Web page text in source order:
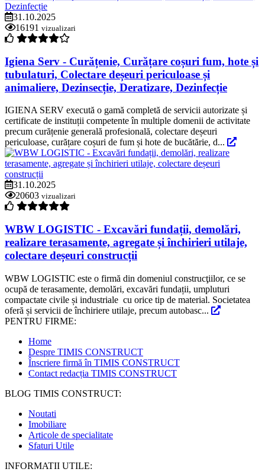
31.10.2025
16191 vizualizari
Igiena Serv - Curățenie, Curățare coșuri fum, hote și
tubulaturi, Colectare deșeuri periculoase și
animaliere, Dezinsecție, Deratizare, Dezinfecție
IGIENA SERV execută o gamă completă de servicii autorizate și
certificate de instituții competente în multiple domenii de activitate
precum curățenie generală profesională, colectare deșeuri
periculoase, curățare coșuri de fum și hote de bucătărie, d...
31.10.2025
20603 vizualizari
WBW LOGISTIC - Excavări fundații, demolări,
realizare terasamente, agregate și închirieri utilaje,
colectare deșeuri construcții
WBW LOGISTIC este o firmă din domeniul construcţiilor, ce se
ocupă de terasamente, demolări, excavări fundații, umpluturi
compactate civile și industriale cu orice tip de material. Societatea
oferă și servicii de închiriere utilaje, precum autobasc...
PENTRU FIRME:
Home
Despre TIMIS CONSTRUCT
Înscriere firmă în TIMIS CONSTRUCT
Contact redacția TIMIS CONSTRUCT
BLOG TIMIS CONSTRUCT:
Noutati
Imobiliare
Articole de specialitate
Sfaturi Utile
INFORMATII UTILE: